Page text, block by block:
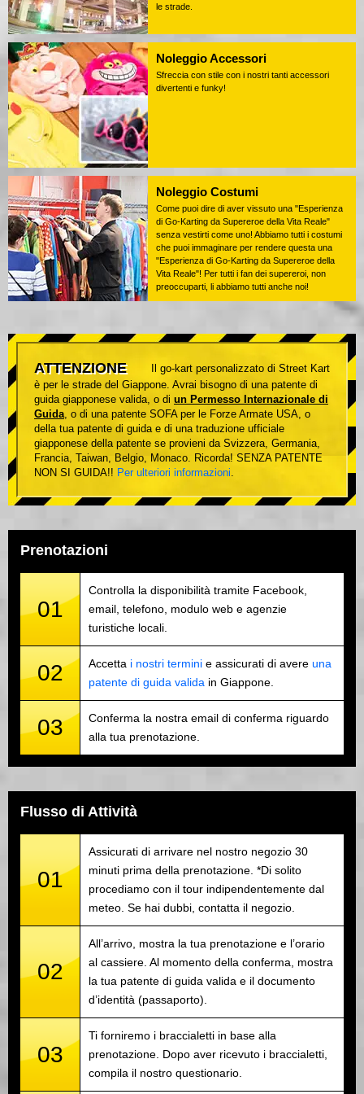
le strade.
Noleggio Accessori
Sfreccia con stile con i nostri tanti accessori
divertenti e funky!
Noleggio Costumi
Come puoi dire di aver vissuto una "Esperienza
di Go-Karting da Supereroe della Vita Reale"
senza vestirti come uno! Abbiamo tutti i costumi
che puoi immaginare per rendere questa una
"Esperienza di Go-Karting da Supereroe della
Vita Reale"! Per tutti i fan dei supereroi, non
preoccuparti, li abbiamo tutti anche noi!
ATTENZIONE
Il go-kart personalizzato di Street Kart
è per le strade del Giappone. Avrai bisogno di una patente di
guida giapponese valida, o di un Permesso Internazionale di
Guida, o di una patente SOFA per le Forze Armate USA, o
della tua patente di guida e di una traduzione ufficiale
giapponese della patente se provieni da Svizzera, Germania,
Francia, Taiwan, Belgio, Monaco. Ricorda! SENZA PATENTE
NON SI GUIDA!! Per ulteriori informazioni.
Prenotazioni
01
Controlla la disponibilità tramite Facebook,
email, telefono, modulo web e agenzie
turistiche locali.
02 Accetta i nostri termini e assicurati di avere una
patente di guida valida in Giappone.
03
Conferma la nostra email di conferma riguardo
alla tua prenotazione.
Flusso di Attività
01
Assicurati di arrivare nel nostro negozio 30
minuti prima della prenotazione. *Di solito
procediamo con il tour indipendentemente dal
meteo. Se hai dubbi, contatta il negozio.
02
All’arrivo, mostra la tua prenotazione e l’orario
al cassiere. Al momento della conferma, mostra
la tua patente di guida valida e il documento
d’identità (passaporto).
03
Ti forniremo i braccialetti in base alla
prenotazione. Dopo aver ricevuto i braccialetti,
compila il nostro questionario.